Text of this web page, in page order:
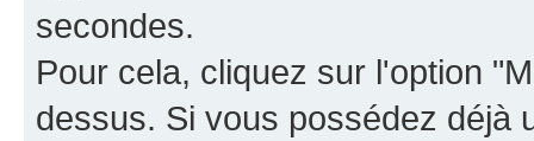
secondes.
Pour cela, cliquez sur l'option
dessus. Si vous possédez déjà